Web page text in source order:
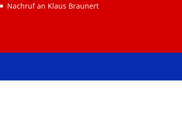
Nachruf an Klaus Braunert